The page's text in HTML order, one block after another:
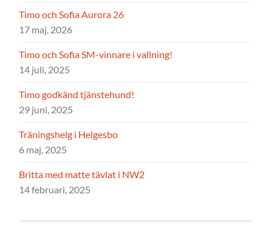
Timo och Sofia Aurora 26
17 maj, 2026
Timo och Sofia SM-vinnare i vallning!
14 juli, 2025
Timo godkänd tjänstehund!
29 juni, 2025
Träningshelg i Helgesbo
6 maj, 2025
Britta med matte tävlat i NW2
14 februari, 2025